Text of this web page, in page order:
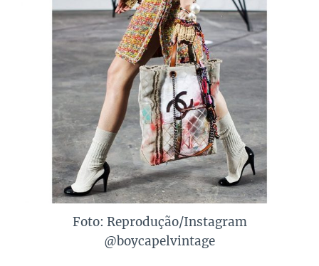
Foto: Reprodução/Instagram
@boycapelvintage